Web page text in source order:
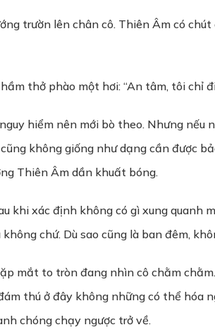
trườn lên chân cô. Thiên Âm có
thở phào một hơi: “An tâm, tôi chỉ
hiểm nên mới bò theo. Nhưng
không giống như dạng cần được
Thiên Âm dần khuất bóng.
khi xác định không có gì xung quanh
chứ. Dù sao cũng là ban đêm,
mắt to tròn đang nhìn cô chằm
thú ở đây không những có thể hóa
chóng chạy ngược trở về.